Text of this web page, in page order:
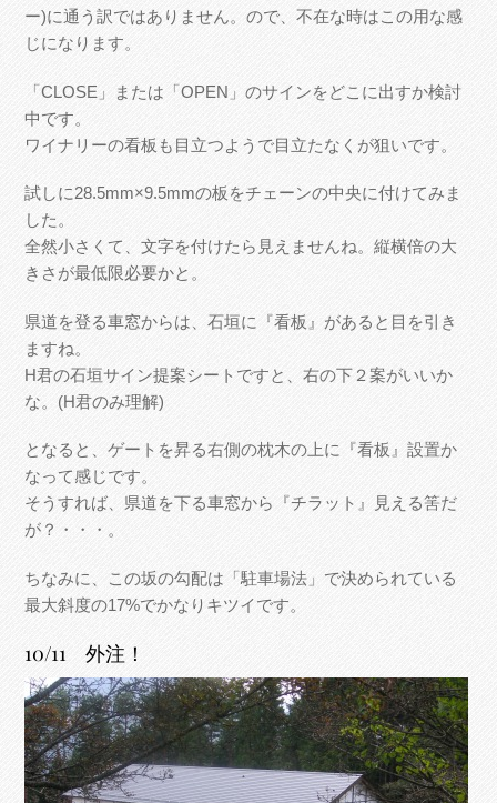
ー)に通う訳ではありません。ので、不在な時はこの用な感
じになります。
「CLOSE」または「OPEN」のサインをどこに出すか検討
中です。
ワイナリーの看板も目立つようで目立たなくが狙いです。
試しに28.5mm×9.5mmの板をチェーンの中央に付けてみま
した。
全然小さくて、文字を付けたら見えませんね。縦横倍の大
きさが最低限必要かと。
県道を登る車窓からは、石垣に『看板』があると目を引き
ますね。
H君の石垣サイン提案シートですと、右の下２案がいいか
な。(H君のみ理解)
となると、ゲートを昇る右側の枕木の上に『看板』設置か
なって感じです。
そうすれば、県道を下る車窓から『チラット』見える筈だ
が？・・・。
ちなみに、この坂の勾配は「駐車場法」で決められている
最大斜度の17%でかなりキツイです。
10/11 外注！